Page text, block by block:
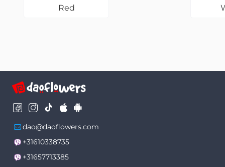
Red
dao@daoflowers.com
+31610338735
+31657713385